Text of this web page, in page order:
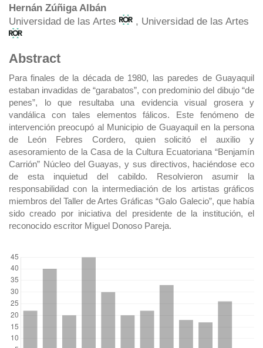
Main
Article
Content
Hernán Zúñiga Albán
Universidad de las Artes
, Universidad de las Artes
Abstract
Para finales de la década de 1980, las paredes de Guayaquil
estaban invadidas de “garabatos”, con predominio del dibujo “de
penes”, lo que resultaba una evidencia visual grosera y
vandálica con tales elementos fálicos. Este fenómeno de
intervención preocupó al Municipio de Guayaquil en la persona
de León Febres Cordero, quien solicitó el auxilio y
asesoramiento de la Casa de la Cultura Ecuatoriana “Benjamín
Carrión” Núcleo del Guayas, y sus directivos, haciéndose eco
de esta inquietud del cabildo. Resolvieron asumir la
responsabilidad con la intermediación de los artistas gráficos
miembros del Taller de Artes Gráficas “Galo Galecio”, que había
sido creado por iniciativa del presidente de la institución, el
reconocido escritor Miguel Donoso Pareja.